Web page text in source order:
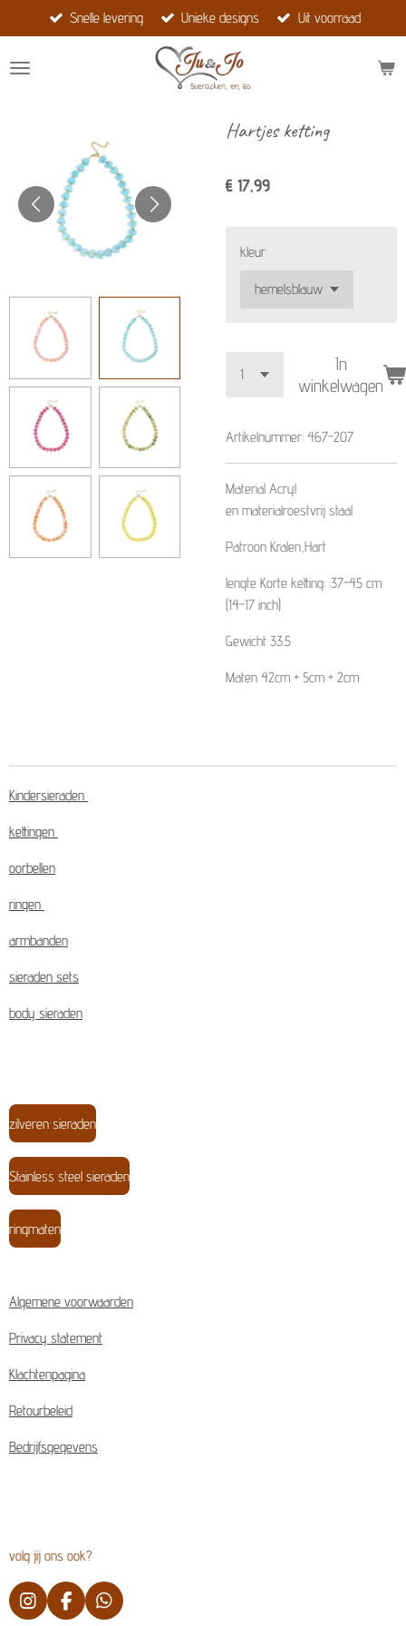
direct
naar
Snelle levering Unieke designs Uit voorraad
Hartjes ketting
€ 17,99
kleur
In
winkelwagen
Artikelnummer: 467-207
Material Acryl
en materialroestvrij staal
Patroon Kralen,Hart
lengte Korte ketting: :37-45 cm
(14-17 inch)
Gewicht 33.5
Maten 42cm + 5cm + 2cm
Kindersieraden
kettingen
oorbellen
ringen
armbanden
sieraden sets
body sieraden
zilveren sieraden
Stainless steel sieraden
ringmaten
Algemene voorwaarden
Privacy statement
Klachtenpagina
Retourbeleid
Bedrijfsgegevens
volg jij ons ook?
I
F
W